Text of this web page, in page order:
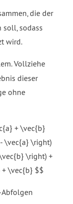
die der
soll, sodass
wird.
Vollziehe
dieser
ohne
+ \vec{b}
\vec{a} \right)
\right) +
\vec{b} $$
Abfolgen